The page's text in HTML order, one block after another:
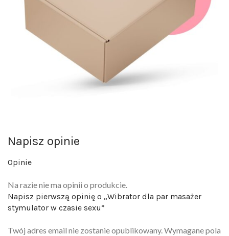
Opinie
Napisz pierwszą opinię o „Wibrator dla par masażer
stymulator w czasie sexu”
są oznaczone*